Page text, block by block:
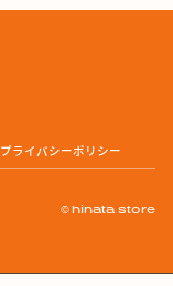
プライバシーポリシー
© hinata store